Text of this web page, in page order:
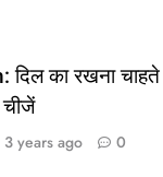
का रखना चाहते
3 years ago 0